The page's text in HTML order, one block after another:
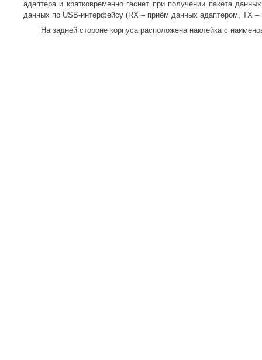
адаптера и кратковременно гаснет при получении пакета
данных по USB-интерфейсу (RX – приём данных адаптером, TX
На задней стороне корпуса расположена наклейка с